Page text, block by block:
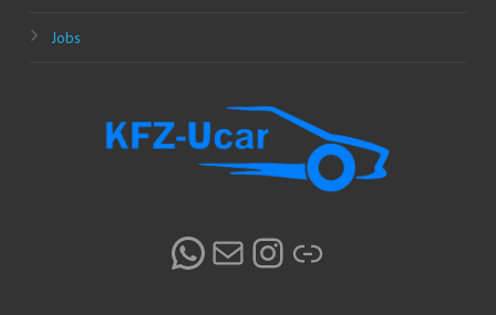
Jobs
WhatsApp
E-MailInstagram
Link